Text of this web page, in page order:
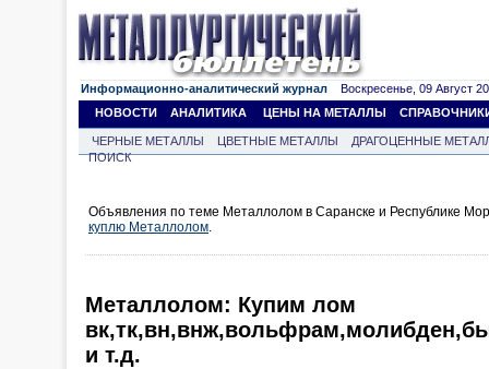
Информационно-аналитический журнал Воскресенье, 09 Август
НОВОСТИ
АНАЛИТИКА ЦЕНЫ НА МЕТАЛЛЫ
ЧЕРНЫЕ МЕТАЛЛЫ ЦВЕТНЫЕ МЕТАЛЛЫ
ДРАГОЦЕННЫЕ
ПОИСК
Объявления по теме Металлолом в Саранске и Республике
куплю Металлолом.
Металлолом: Купим лом
и т.д.